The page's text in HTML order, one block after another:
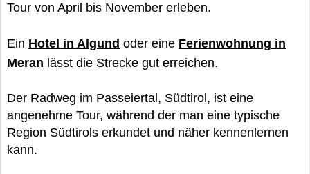
Tour von April bis November erleben.
Ein Hotel in Algund oder eine Ferienwohnung in
Meran lässt die Strecke gut erreichen.
Der Radweg im Passeiertal, Südtirol, ist eine
angenehme Tour, während der man eine typische
Region Südtirols erkundet und näher kennenlernen
kann.